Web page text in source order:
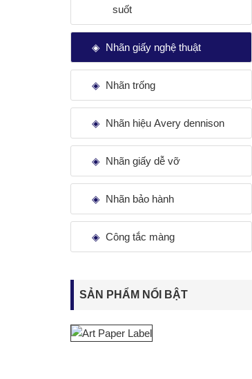
suốt
Nhãn giấy nghệ thuật
Nhãn trống
Nhãn hiệu Avery dennison
Nhãn giấy dễ vỡ
Nhãn bảo hành
Công tắc màng
SẢN PHẨM NỔI BẬT